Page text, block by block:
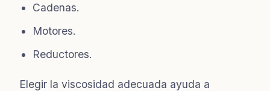
Cadenas.
Motores.
Reductores.
Elegir la viscosidad adecuada ayuda a